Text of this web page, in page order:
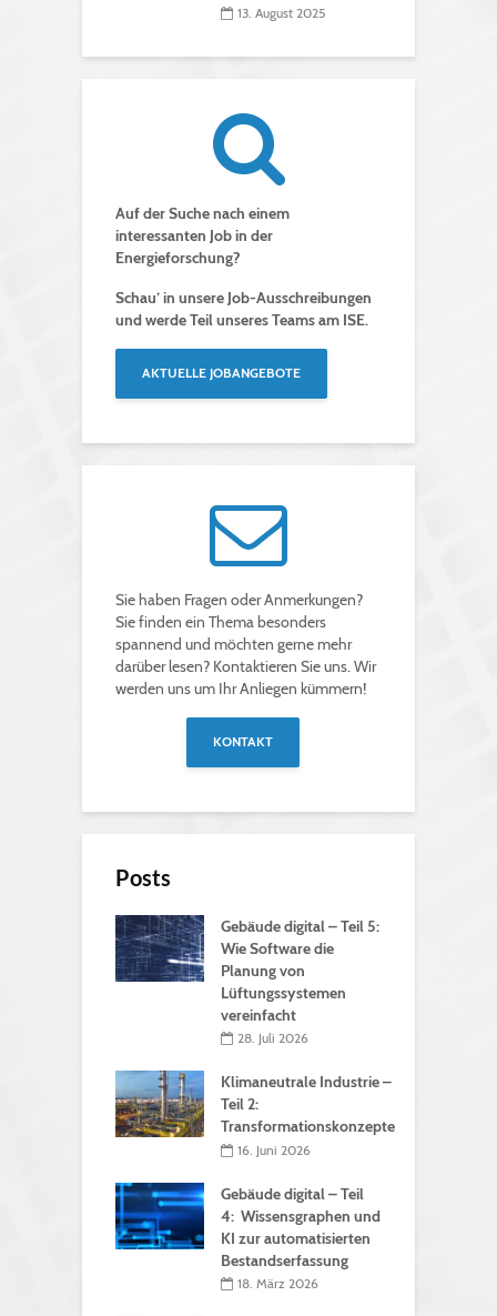
13. August 2025
Auf der Suche nach einem
interessanten Job in der
Energieforschung?
Schau’ in unsere Job-Ausschreibungen
und werde Teil unseres Teams am ISE.
AKTUELLE JOBANGEBOTE
Sie haben Fragen oder Anmerkungen?
Sie finden ein Thema besonders
spannend und möchten gerne mehr
darüber lesen? Kontaktieren Sie uns. Wir
werden uns um Ihr Anliegen kümmern!
KONTAKT
Posts
Gebäude digital – Teil 5:
Wie Software die
Planung von
Lüftungssystemen
vereinfacht
28. Juli 2026
Klimaneutrale Industrie –
Teil 2:
Transformationskonzepte
16. Juni 2026
Gebäude digital – Teil
4: Wissensgraphen und
KI zur automatisierten
Bestandserfassung
18. März 2026